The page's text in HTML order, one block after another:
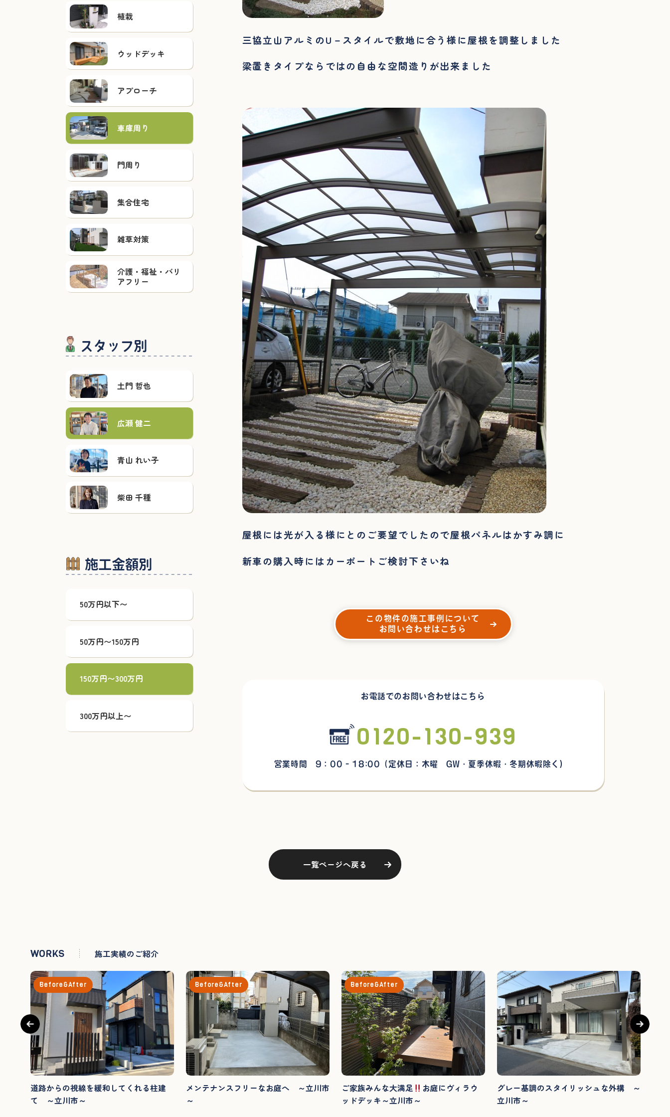
三協立山アルミのU－スタイルで敷地に合う様に屋根を調整しました
梁置きタイプならではの自由な空間造りが出来ました
屋根には光が入る様にとのご要望でしたので屋根パネルはかすみ調に
新車の購入時にはカーポートご検討下さいね
この物件の施工事例について
お問い合わせはこちら
お電話でのお問い合わせはこちら
0120-130-939
営業時間 9：00 - 18:00 （定休日：木曜 GW・夏季休暇・冬期休暇除く)
植栽
ウッドデッキ
アプローチ
車庫周り
門周り
集合住宅
雑草対策
介護・福祉・バリ
アフリー
スタッフ別
土門 哲也
広瀬 健二
青山 れい子
柴田 千種
施工金額別
50万円以下〜
50万円〜150万円
150万円〜300万円
300万円以上〜
一覧ページへ戻る
WORKS 施工実績のご紹介
Before&After
道路からの視線を緩和してくれる柱建
て ～立川市～
Before&After
メンテナンスフリーなお庭へ ～立川市
～
Before&After
ご家族みんな大満足
お庭にヴィラウ
ッドデッキ～立川市～
グレー基調のスタイリッシュな外構 ～
立川市～